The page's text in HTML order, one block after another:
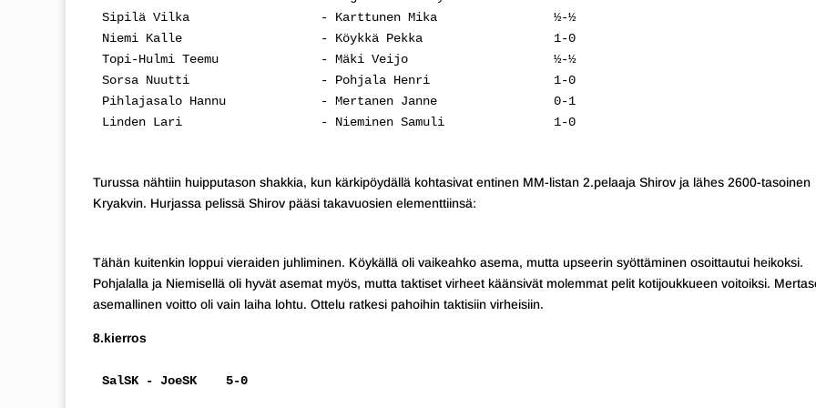
Sipilä Vilka                  - Karttunen Mika                ½-½
Niemi Kalle                   - Köykkä Pekka                  1-0
Topi-Hulmi Teemu              - Mäki Veijo                    ½-½
Sorsa Nuutti                  - Pohjala Henri                 1-0
Pihlajasalo Hannu             - Mertanen Janne                0-1
Linden Lari                   - Nieminen Samuli               1-0
Turussa nähtiin huipputason shakkia, kun kärkipöydällä kohtasivat entinen MM-listan 2.pelaaja Shirov ja lähes 2600-tasoinen
Kryakvin. Hurjassa pelissä Shirov pääsi takavuosien elementtiinsä:
Tähän kuitenkin loppui vieraiden juhliminen. Köykällä oli vaikeahko asema, mutta upseerin syöttäminen osoittautui heikoksi.
Pohjalalla ja Niemisellä oli hyvät asemat myös, mutta taktiset virheet käänsivät molemmat pelit kotijoukkueen voitoiksi.
asemallinen voitto oli vain laiha lohtu. Ottelu ratkesi pahoihin taktisiin virheisiin.
8.kierros
SalSK - JoeSK    5-0